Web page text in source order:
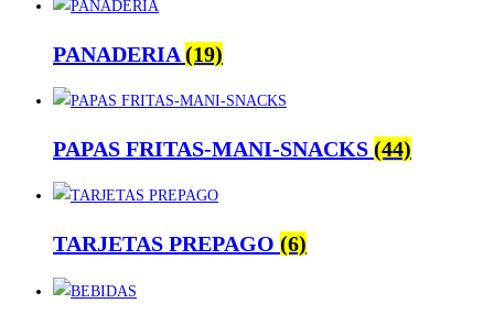
PANADERIA(19)
PAPAS FRITAS-MANI-SNACKS (44)
TARJETAS PREPAGO (6)